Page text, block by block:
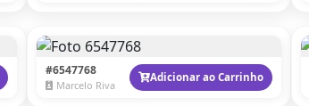
#6547768
Marcelo Riva
Adicionar ao Carrinho